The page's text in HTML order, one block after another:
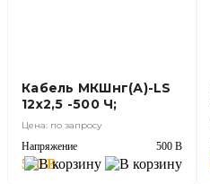
500 В
Кабель МКШнг(А)-LS
12х2,5 -500 Ч;
Цена: по запросу
Напряжение 500 В